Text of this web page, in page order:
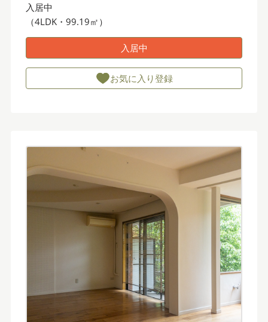
入居中
（4LDK・99.19㎡）
入居中
お気に入り登録